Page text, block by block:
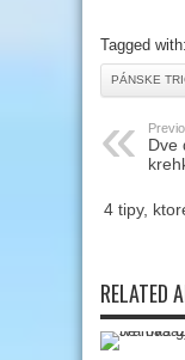
Tagged with:
PÁNSKE
Dve
4 tipy,
RELATED